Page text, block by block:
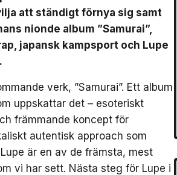
att ständigt förnya sig samt
nionde album ”Samurai”,
japansk kampsport och Lupe
verk, ”Samurai”. Ett album
uppskattar det – esoteriskt
främmande koncept för
autentisk approach som
är en av de främsta, mest
vi har sett. Nästa steg för Lupe i